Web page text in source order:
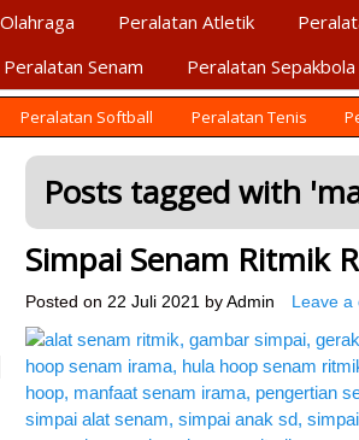
Peralatan Atletik
Peralatan Senam Peralatan Sepakbola
OLAHRAGA
Terlengkap di Indonesia
Peralatan Softball Peralatan Tenis
Posts tagged with '
Simpai Senam Ritmik
Posted on 22 Juli 2021 by Admin Leave a